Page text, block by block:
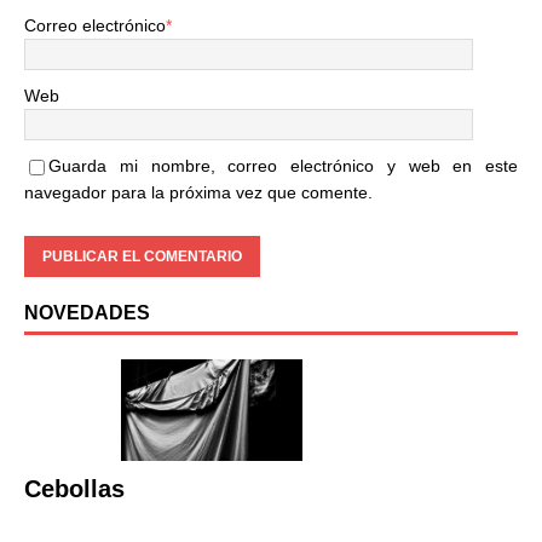
Correo electrónico*
Web
Guarda mi nombre, correo electrónico y web en este
navegador para la próxima vez que comente.
NOVEDADES
Cebollas